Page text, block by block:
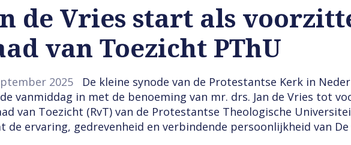
de Vries start als
van Toezicht PThU
2025
De kleine synode van de Protestantse Kerk in
vanmiddag in met de benoeming van mr. drs. Jan de Vries tot
van Toezicht (RvT) van de Protestantse Theologische
de ervaring, gedrevenheid en verbindende persoonlijkheid van De